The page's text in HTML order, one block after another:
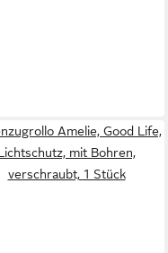
Amelie, Good Life,
mit Bohren,
verschraubt, 1 Stück